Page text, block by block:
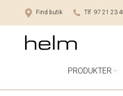
Find butik Tlf 97 21 23
PRODUKTER